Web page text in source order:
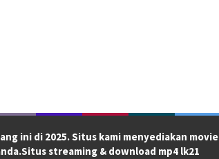
ini di 2025. Situs kami menyediakan movie
streaming & download mp4 lk21